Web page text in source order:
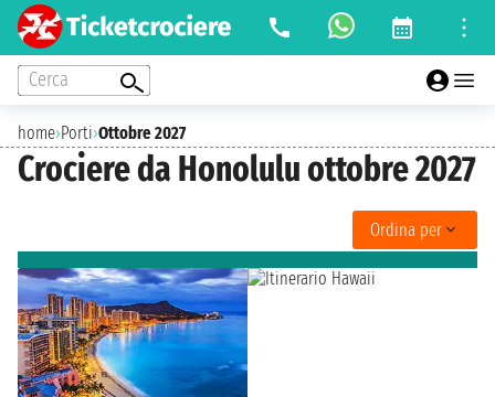
Cerca
home›Porti›Ottobre 2027
Crociere da Honolulu ottobre 2027
Ordina per